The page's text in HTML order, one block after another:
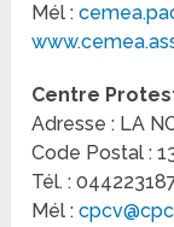
Mél :
Centre
Adresse : LA
Code Postal :
Tél. :
Mél :